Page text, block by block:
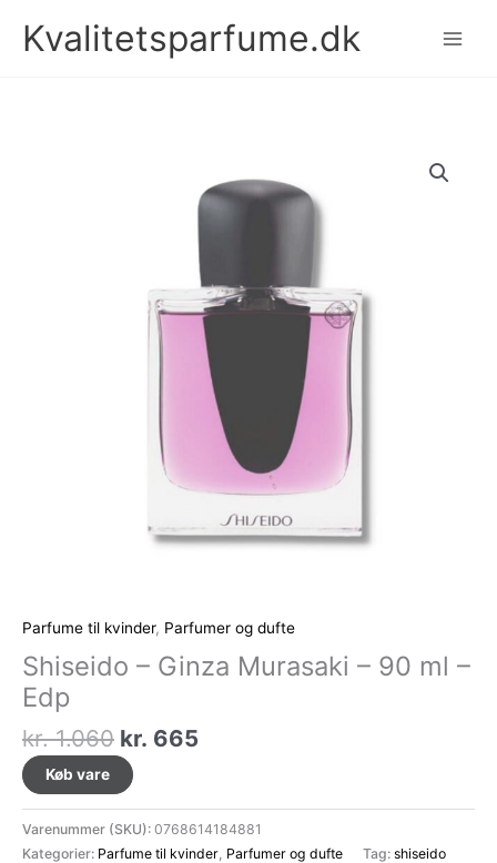
Kvalitetsparfume.dk
Parfume til kvinder, Parfumer og dufte
Shiseido – Ginza Murasaki – 90 ml –
Edp
kr.1.060 Den
oprindelige
pris
var:
kr. 1.060.
kr. 665
er:
kr. 665.
Køb vare
Varenummer (SKU): 0768614184881
Kategorier: Parfume til kvinder Parfumer og dufte Tag: shiseido